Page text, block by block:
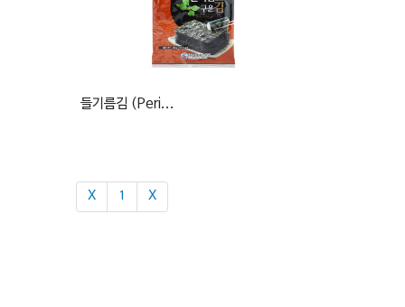
들기름김 (Peri...
Χ 1 Χ